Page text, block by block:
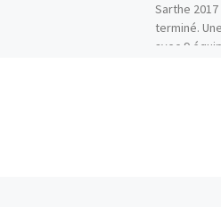
Sarthe
terminé.
avec 9